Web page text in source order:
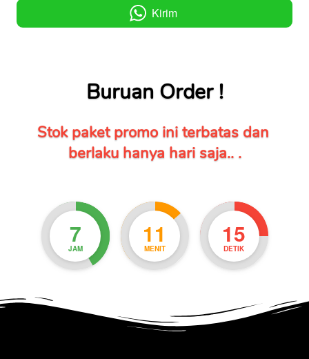
` Kirim
Buruan Order !
Stok paket promo ini terbatas dan
berlaku hanya hari saja.. .
7
JAM
11
MENIT
14
DETIK